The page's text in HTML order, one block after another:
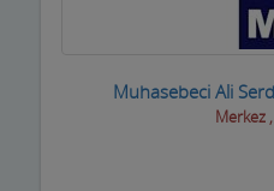
Muhasebeci Ali
Merkez